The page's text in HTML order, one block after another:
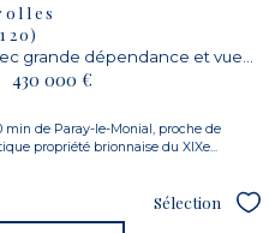
grande dépendance et vue...
430 000 €
min de Paray-le-Monial, proche de
propriété brionnaise du XIXe...
Sélection